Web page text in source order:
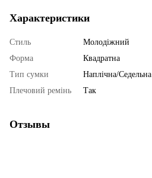
Характеристики
Стиль
Молодіжний
Форма
Квадратна
Тип сумки
Наплічна/Седельна
Плечовий ремінь
Так
Отзывы